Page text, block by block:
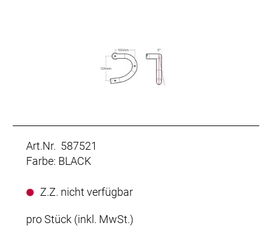
Art.Nr. 587521
Farbe: BLACK
Z.Z. nicht verfügbar
pro Stück (inkl. MwSt.)